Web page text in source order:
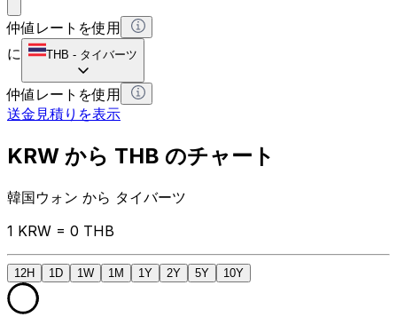
仲値レートを使用
に
THB - タイバーツ
仲値レートを使用
送金見積りを表示
KRW から THB のチャート
韓国ウォン から タイバーツ
1 KRW = 0 THB
12H 1D 1W 1M 1Y 2Y 5Y 10Y